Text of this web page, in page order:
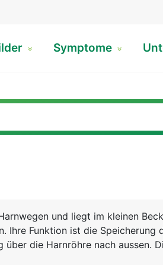
Symptome
und liegt im kleinen
Ihre Funktion ist die Speicherung
die Harnröhre nach aussen.